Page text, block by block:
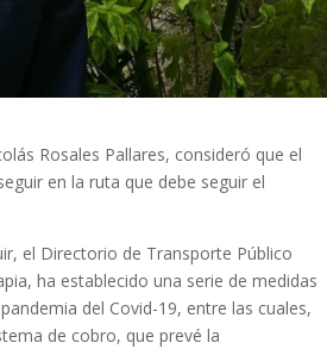
Rosales Pallares, consideró que el
en la ruta que debe seguir el
el Directorio de Transporte Público
ha establecido una serie de medidas
del Covid-19, entre las cuales,
de cobro, que prevé la